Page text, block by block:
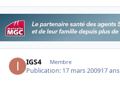
IGS4 Membre
Publication: 17 mars 200917 ans